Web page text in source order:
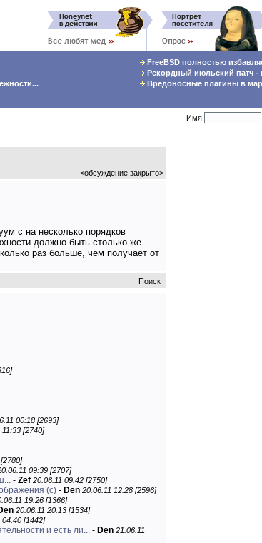
FreeBSD полностью
Рекордный июльский патч -
Вредоносные плагины в
Имя
<обсуждение закрыто>
с на несколько порядков
должно быть столько же
раз больше, чем получает от
Поиск
00:18 [2693]
11:33 [2740]
09:39 [2707]
- Zef 20.06.11 09:42 [2750]
(c) - Den 20.06.11 12:28 [2596]
19:26 [1366]
20.06.11 20:13 [1534]
04:40 [1442]
и есть ли... - Den 21.06.11